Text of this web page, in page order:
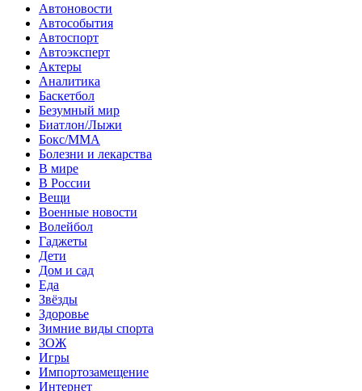
Автоновости
Автособытия
Автоспорт
Автоэксперт
Актеры
Аналитика
Баскетбол
Безумный мир
Биатлон/Лыжи
Бокс/MMA
Болезни и лекарства
В мире
В России
Вещи
Военные новости
Волейбол
Гаджеты
Дети
Дом и сад
Еда
Звёзды
Здоровье
Зимние виды спорта
ЗОЖ
Игры
Импортозамещение
Интернет